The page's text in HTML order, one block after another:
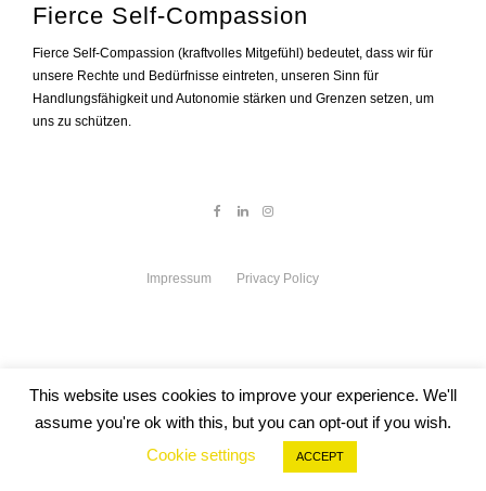
Fierce Self-Compassion
Fierce Self-Compassion (kraftvolles Mitgefühl) bedeutet, dass wir für
unsere Rechte und Bedürfnisse eintreten, unseren Sinn für
Handlungsfähigkeit und Autonomie stärken und Grenzen setzen, um
uns zu schützen.
Impressum Privacy Policy
This website uses cookies to improve your experience. We'll
assume you're ok with this, but you can opt-out if you wish.
Cookie settings
ACCEPT